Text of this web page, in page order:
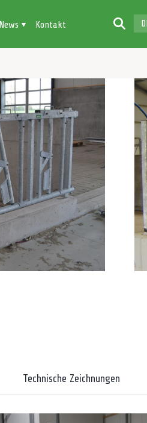
News Kontakt
Technische Zeichnungen